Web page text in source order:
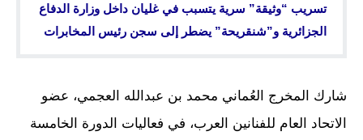
تسريب “وثيقة” سرية يتسبب في غليان داخل وزارة الدفاع
الجزائرية و”شنقريحة” يضطر إلى سجن رئيس المخابرات
شارك المخرج العُماني محمد بن عبدالله العجمي، عضو
الاتحاد العام للفنانين العرب، في فعاليات الدورة الخامسة